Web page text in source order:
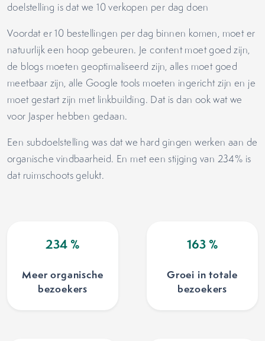
doelstelling is dat we 10 verkopen per dag doen
Voordat er 10 bestellingen per dag binnen komen, moet er
natuurlijk een hoop gebeuren. Je content moet goed zijn,
de blogs moeten geoptimaliseerd zijn, alles moet goed
meetbaar zijn, alle Google tools moeten ingericht zijn en je
moet gestart zijn met linkbuilding. Dat is dan ook wat we
voor Jasper hebben gedaan.
Een subdoelstelling was dat we hard gingen werken aan de
organische vindbaarheid. En met een stijging van 234% is
dat ruimschoots gelukt.
234 %
Meer organische
bezoekers
163 %
Groei in totale
bezoekers